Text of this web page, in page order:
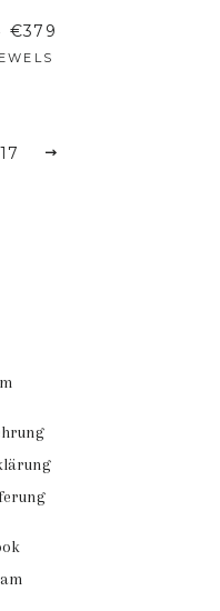
NORMALER PREIS
€379
17